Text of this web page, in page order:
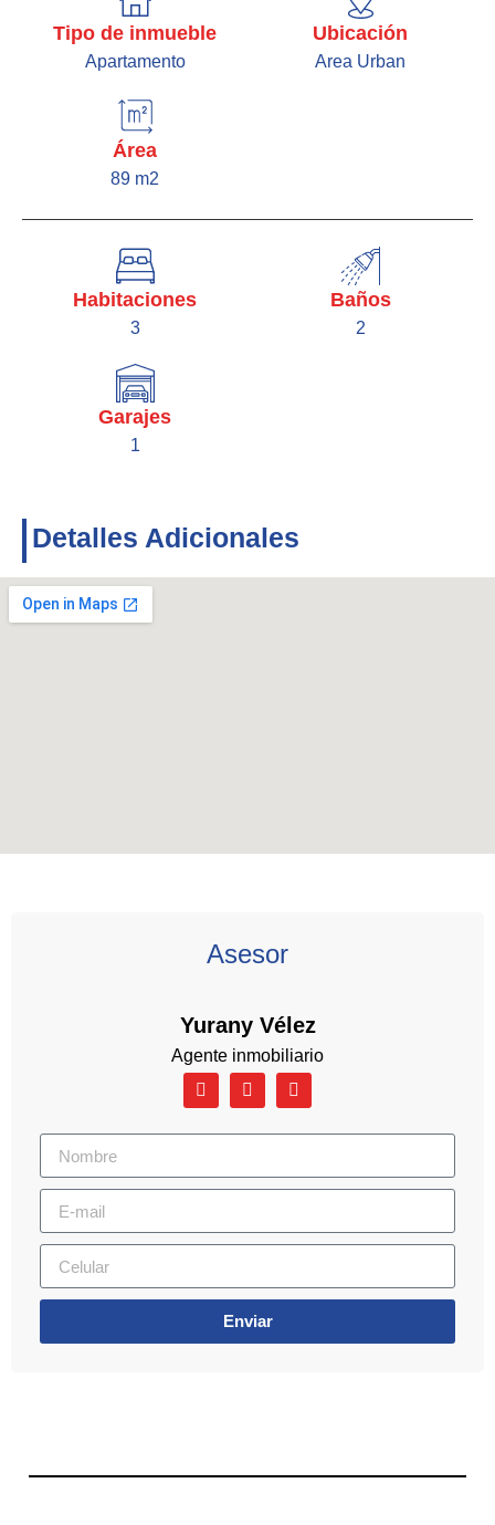
Tipo de inmueble
Apartamento
Ubicación
Area Urban
Área
89 m2
Habitaciones
3
Baños
2
Garajes
1
Detalles Adicionales
Asesor
Yurany Vélez
Agente inmobiliario
Enviar